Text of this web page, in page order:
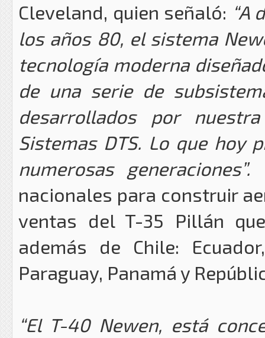
Cleveland, quien señaló: “A
los años 80, el sistema
tecnología moderna
de una serie de
desarrollados por
Sistemas DTS. Lo que hoy
numerosas generaciones”.
nacionales para construir
ventas del T-35 Pillán
además de Chile:
Paraguay, Panamá y
“El T-40 Newen, está